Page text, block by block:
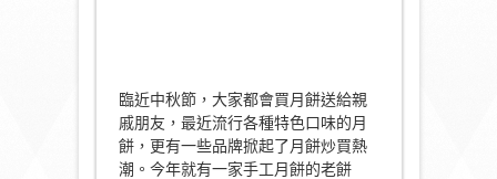
臨近中秋節，大家都會買月餅送給親
戚朋友，最近流行各種特色口味的月
餅，更有一些品牌掀起了月餅炒買熱
潮。今年就有一家手工月餅的老餅